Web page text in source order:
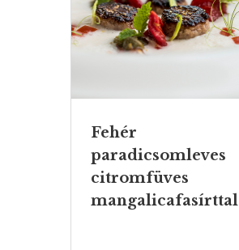
Fehér
paradicsomleves
citromfüves
mangalicafasírttal